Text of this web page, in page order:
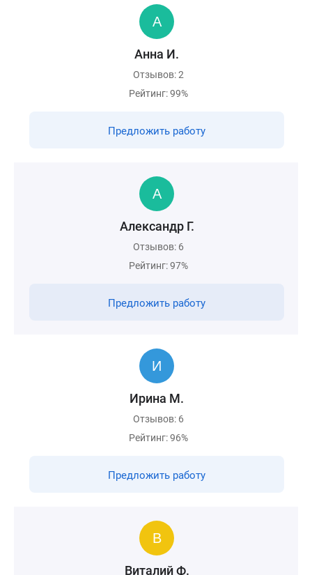
Анна И.
Отзывов: 2
Рейтинг: 99%
Предложить работу
Александр Г.
Отзывов: 6
Рейтинг: 97%
Предложить работу
Ирина М.
Отзывов: 6
Рейтинг: 96%
Предложить работу
Виталий Ф.